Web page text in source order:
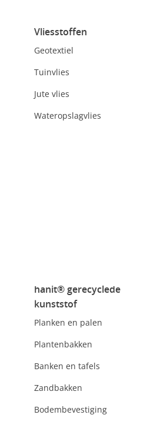
Vliesstoffen
Geotextiel
Tuinvlies
Jute vlies
Wateropslagvlies
hanit® gerecyclede
kunststof
Planken en palen
Plantenbakken
Banken en tafels
Zandbakken
Bodembevestiging